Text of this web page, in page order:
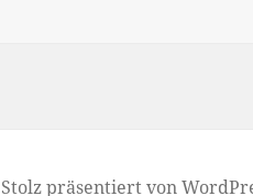
Stolz präsentiert von